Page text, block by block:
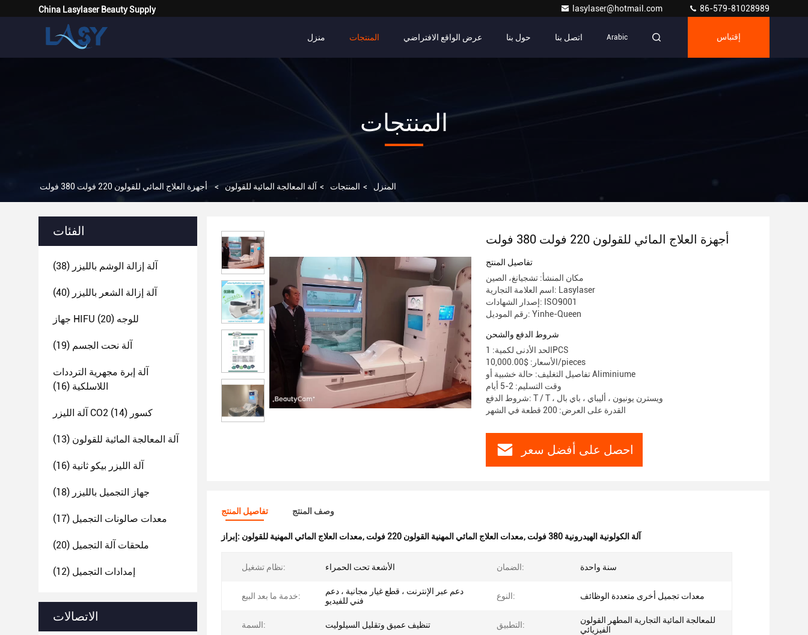
China Lasylaser Beauty Supply lasylaser@hotmail.com 86-579-81028989
منزل المنتجات عرض الواقع الافتراضي حول بنا اتصل بنا Arabic إقتباس
المنتجات
المنزل > المنتجات > آلة المعالجة المائية للقولون > أجهزة العلاج المائي للقولون 220 فولت 380 فولت
الفئات
آلة إزالة الوشم بالليزر (38)
آلة إزالة الشعر بالليزر (40)
جهاز HIFU للوجه (20)
آلة نحت الجسم (19)
آلة إبرة مجهرية الترددات
اللاسلكية (16)
آلة الليزر CO2 كسور (14)
آلة المعالجة المائية للقولون (13)
آلة الليزر بيكو ثانية (16)
جهاز التجميل بالليزر (18)
معدات صالونات التجميل (17)
ملحقات آلة التجميل (20)
إمدادات التجميل (12)
الاتصالات
أجهزة العلاج المائي للقولون 220 فولت 380 فولت
تفاصيل المنتج
مكان المنشأ: تشجيانغ، الصين
اسم العلامة التجارية: Lasylaser
إصدار الشهادات: ISO9001
رقم الموديل: Yinhe-Queen
شروط الدفع والشحن
الحد الأدنى لكمية: 1PCS
الأسعار: $10,000.00/pieces
تفاصيل التغليف: حالة خشبية أو Aliminiume
وقت التسليم: 2-5 أيام
شروط الدفع: T / T ، ويسترن يونيون ، أليباي ، باي بال
القدرة على العرض: 200 قطعة في الشهر
احصل على أفضل سعر
تفاصيل المنتج وصف المنتج
إبراز: معدات العلاج المائي المهنية للقولون, معدات العلاج المائي المهنية القولون 220 فولت, آلة الكولونية الهيدرونية 380 فولت
نظام تشغيل: الأشعة تحت الحمراء الضمان: سنة واحدة
خدمة ما بعد البيع:
دعم عبر الإنترنت ، قطع غيار مجانية ، دعم
فني للفيديو
النوع: معدات تجميل أخرى متعددة الوظائف
السمة: تنظيف عميق وتقليل السيلوليت التطبيق:
للمعالجة المائية التجارية المطهر القولون
الفيزيائي